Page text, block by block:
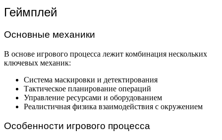
Геймплей
Основные механики
В основе игрового процесса лежит комбинация нескольких
ключевых механик:
Система маскировки и детектирования
Тактическое планирование операций
Управление ресурсами и оборудованием
Реалистичная физика взаимодействия с окружением
Особенности игрового процесса